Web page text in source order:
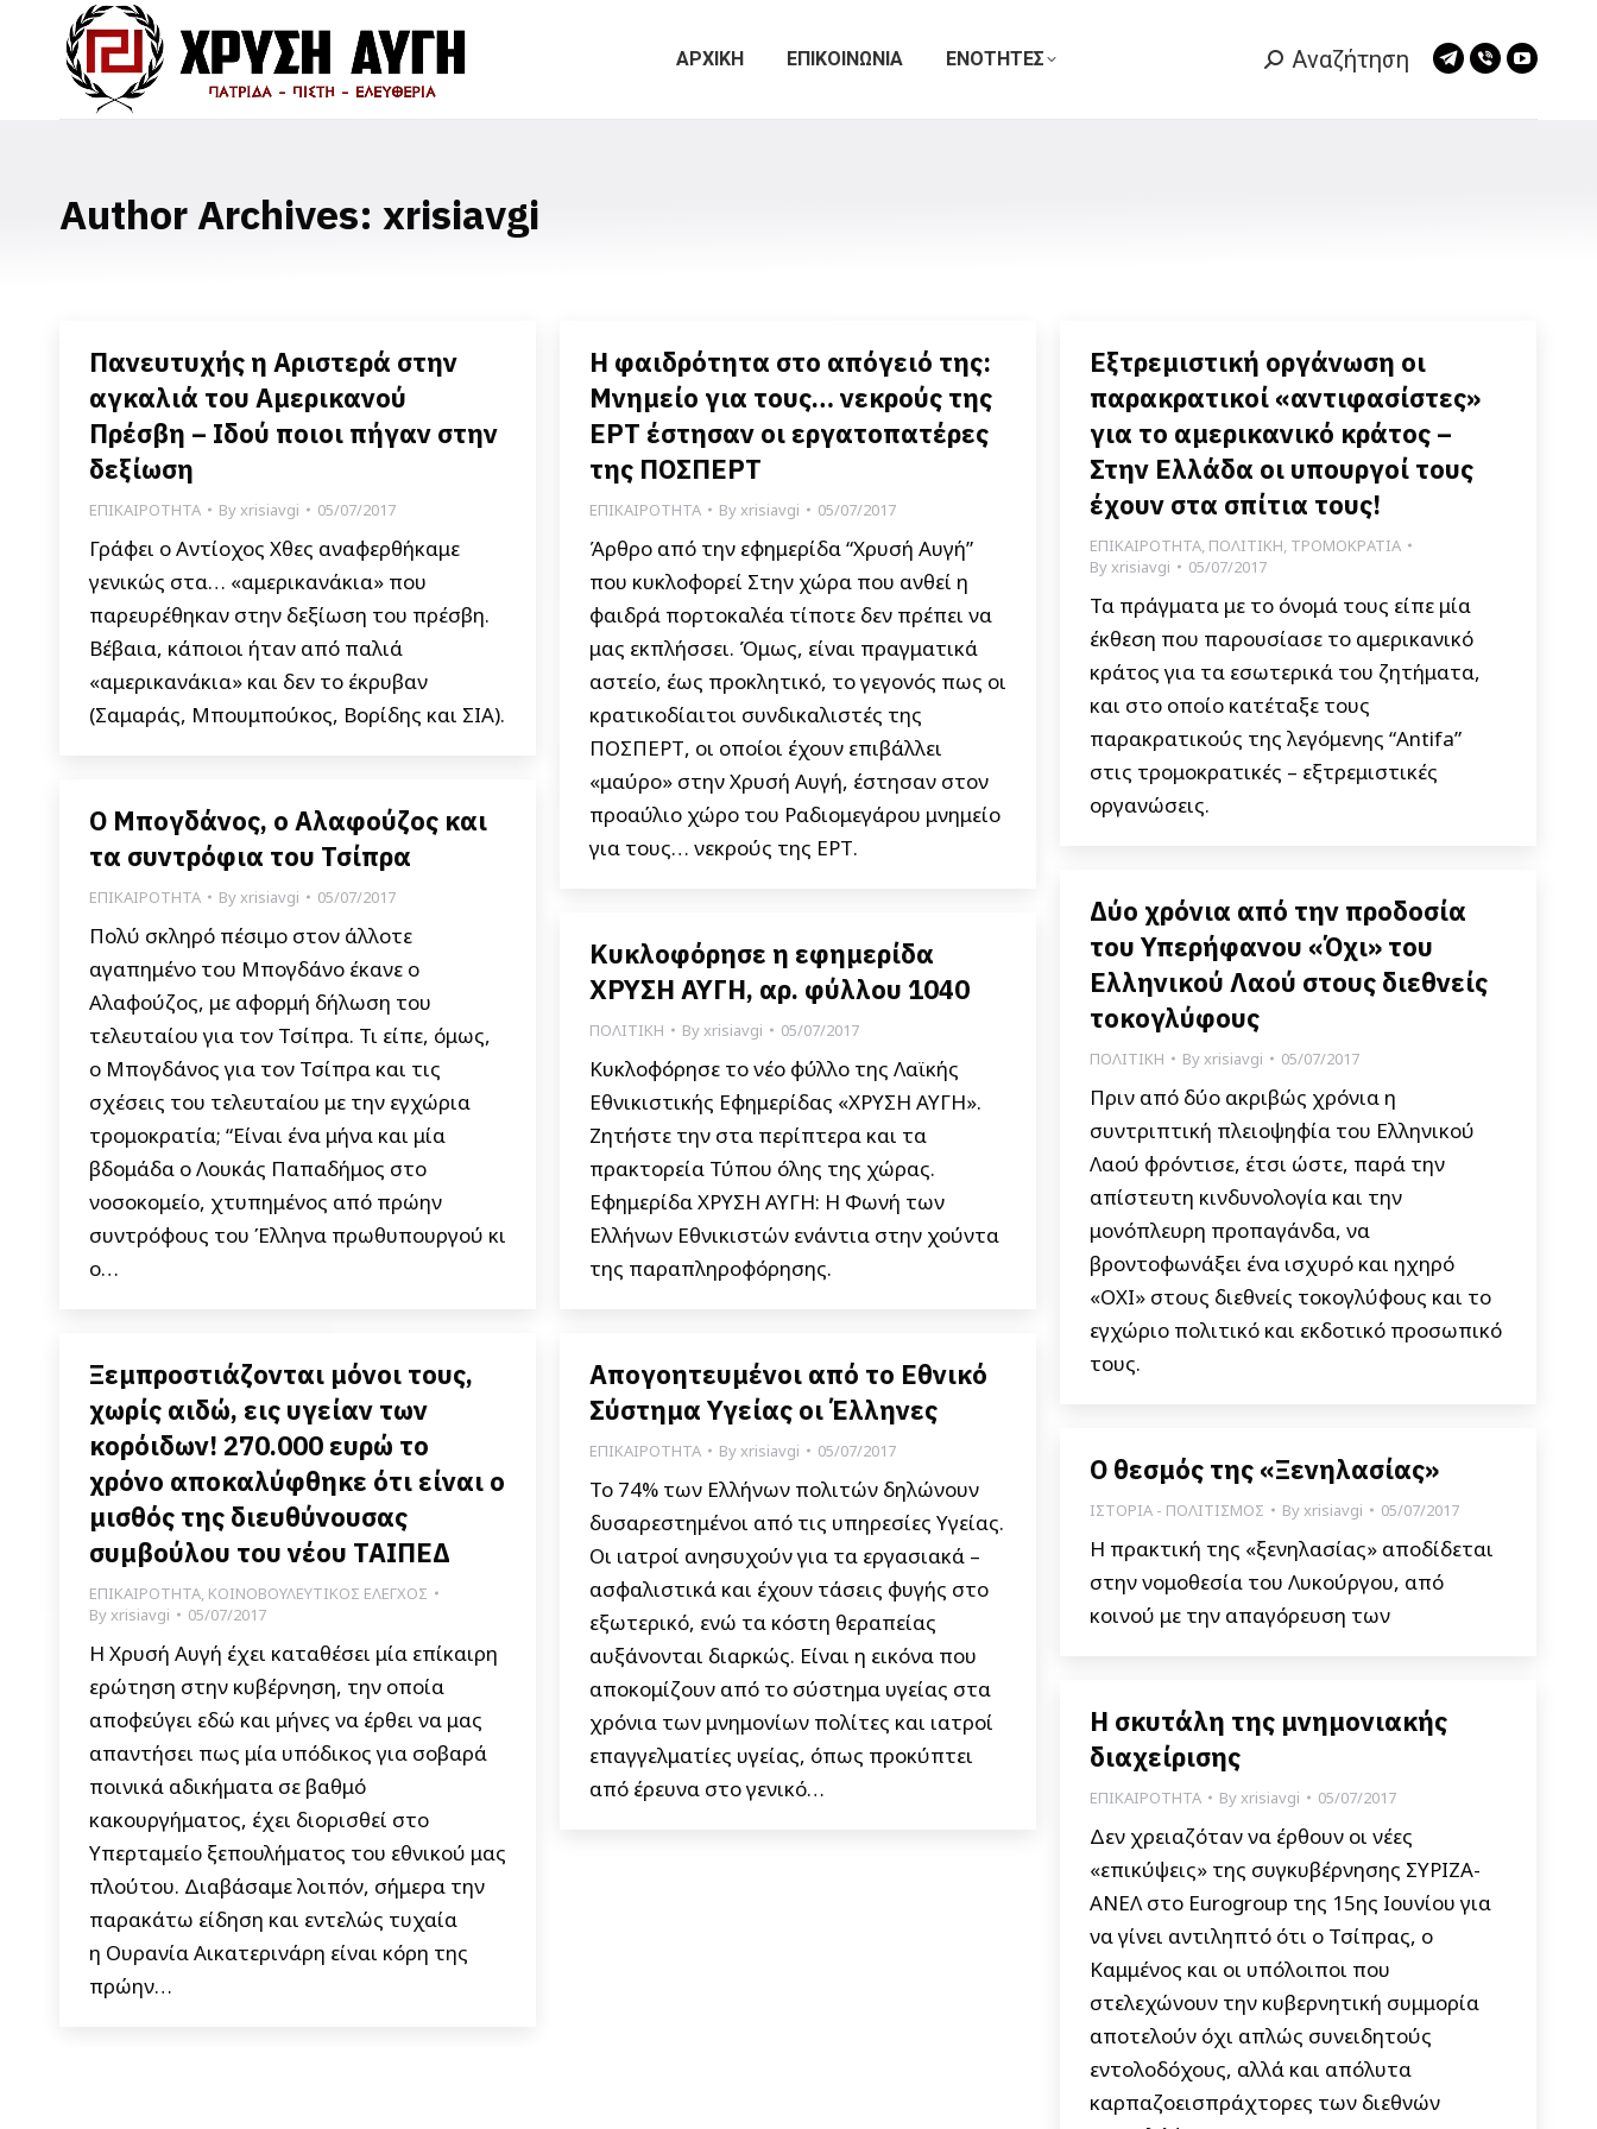
ΑΡΧΙΚΗ ΕΠΙΚΟΙΝΩΝΙΑ ΕΝΟΤΗΤΕΣ Search:
Αναζήτηση
Telegram
Viber
Author Archives: xrisiavgi
Πανευτυχής η Αριστερά στην
αγκαλιά του Αμερικανού
Πρέσβη – Ιδού ποιοι πήγαν στην
δεξίωση
ΕΠΙΚΑΙΡΟΤΗΤΑ Byxrisiavgi 05/07/2017
Γράφει ο Αντίοχος Χθες αναφερθήκαμε
γενικώς στα… «αμερικανάκια» που
παρευρέθηκαν στην δεξίωση του πρέσβη.
Βέβαια, κάποιοι ήταν από παλιά
«αμερικανάκια» και δεν το έκρυβαν
(Σαμαράς, Μπουμπούκος, Βορίδης και ΣΙΑ).
Η φαιδρότητα στο απόγειό της:
Μνημείο για τους… νεκρούς της
ΕΡΤ έστησαν οι εργατοπατέρες
της ΠΟΣΠΕΡΤ
ΕΠΙΚΑΙΡΟΤΗΤΑ Byxrisiavgi 05/07/2017
Άρθρο από την εφημερίδα “Χρυσή Αυγή”
που κυκλοφορεί Στην χώρα που ανθεί η
φαιδρά πορτοκαλέα τίποτε δεν πρέπει να
μας εκπλήσσει. Όμως, είναι πραγματικά
αστείο, έως προκλητικό, το γεγονός πως οι
κρατικοδίαιτοι συνδικαλιστές της
ΠΟΣΠΕΡΤ, οι οποίοι έχουν επιβάλλει
«μαύρο» στην Χρυσή Αυγή, έστησαν στον
προαύλιο χώρο του Ραδιομεγάρου μνημείο
για τους… νεκρούς της ΕΡΤ.
Εξτρεμιστική οργάνωση οι
παρακρατικοί «αντιφασίστες»
για το αμερικανικό κράτος –
Στην Ελλάδα οι υπουργοί τους
έχουν στα σπίτια τους!
ΕΠΙΚΑΙΡΟΤΗΤΑ, ΠΟΛΙΤΙΚΗ, ΤΡΟΜΟΚΡΑΤΙΑ
Byxrisiavgi 05/07/2017
Τα πράγματα με το όνομά τους είπε μία
έκθεση που παρουσίασε το αμερικανικό
κράτος για τα εσωτερικά του ζητήματα,
και στο οποίο κατέταξε τους
παρακρατικούς της λεγόμενης “Antifa”
στις τρομοκρατικές – εξτρεμιστικές
οργανώσεις.
Ο Μπογδάνος, ο Αλαφούζος και
τα συντρόφια του Τσίπρα
ΕΠΙΚΑΙΡΟΤΗΤΑ Byxrisiavgi 05/07/2017
Πολύ σκληρό πέσιμο στον άλλοτε
αγαπημένο του Μπογδάνο έκανε ο
Αλαφούζος, με αφορμή δήλωση του
τελευταίου για τον Τσίπρα. Τι είπε, όμως,
ο Μπογδάνος για τον Τσίπρα και τις
σχέσεις του τελευταίου με την εγχώρια
τρομοκρατία; “Είναι ένα μήνα και μία
βδομάδα ο Λουκάς Παπαδήμος στο
νοσοκομείο, χτυπημένος από πρώην
συντρόφους του Έλληνα πρωθυπουργού κι
ο…
Δύο χρόνια από την προδοσία
του Υπερήφανου «Όχι» του
Ελληνικού Λαού στους διεθνείς
τοκογλύφους
ΠΟΛΙΤΙΚΗ Byxrisiavgi 05/07/2017
Πριν από δύο ακριβώς χρόνια η
συντριπτική πλειοψηφία του Ελληνικού
Λαού φρόντισε, έτσι ώστε, παρά την
απίστευτη κινδυνολογία και την
μονόπλευρη προπαγάνδα, να
βροντοφωνάξει ένα ισχυρό και ηχηρό
«ΟΧΙ» στους διεθνείς τοκογλύφους και το
εγχώριο πολιτικό και εκδοτικό προσωπικό
τους.
Κυκλοφόρησε η εφημερίδα
ΧΡΥΣΗ ΑΥΓΗ, αρ. φύλλου 1040
ΠΟΛΙΤΙΚΗ Byxrisiavgi 05/07/2017
Κυκλοφόρησε το νέο φύλλο της Λαϊκής
Εθνικιστικής Εφημερίδας «ΧΡΥΣΗ ΑΥΓΗ».
Ζητήστε την στα περίπτερα και τα
πρακτορεία Τύπου όλης της χώρας.
Εφημερίδα ΧΡΥΣΗ ΑΥΓΗ: Η Φωνή των
Ελλήνων Εθνικιστών ενάντια στην χούντα
της παραπληροφόρησης.
Ξεμπροστιάζονται μόνοι τους,
χωρίς αιδώ, εις υγείαν των
κορόιδων! 270.000 ευρώ το
χρόνο αποκαλύφθηκε ότι είναι ο
μισθός της διευθύνουσας
συμβούλου του νέου ΤΑΙΠΕΔ
ΕΠΙΚΑΙΡΟΤΗΤΑ, ΚΟΙΝΟΒΟΥΛΕΥΤΙΚΟΣ ΕΛΕΓΧΟΣ
Byxrisiavgi 05/07/2017
Η Χρυσή Αυγή έχει καταθέσει μία επίκαιρη
ερώτηση στην κυβέρνηση, την οποία
αποφεύγει εδώ και μήνες να έρθει να μας
απαντήσει πως μία υπόδικος για σοβαρά
ποινικά αδικήματα σε βαθμό
κακουργήματος, έχει διορισθεί στο
Υπερταμείο ξεπουλήματος του εθνικού μας
πλούτου. Διαβάσαμε λοιπόν, σήμερα την
παρακάτω είδηση και εντελώς τυχαία
η Oυρανία Αικατερινάρη είναι κόρη της
πρώην…
Απογοητευμένοι από το Εθνικό
Σύστημα Υγείας οι Έλληνες
ΕΠΙΚΑΙΡΟΤΗΤΑ Byxrisiavgi 05/07/2017
Το 74% των Ελλήνων πολιτών δηλώνουν
δυσαρεστημένοι από τις υπηρεσίες Υγείας.
Οι ιατροί ανησυχούν για τα εργασιακά –
ασφαλιστικά και έχουν τάσεις φυγής στο
εξωτερικό, ενώ τα κόστη θεραπείας
αυξάνονται διαρκώς. Είναι η εικόνα που
αποκομίζουν από το σύστημα υγείας στα
χρόνια των μνημονίων πολίτες και ιατροί
επαγγελματίες υγείας, όπως προκύπτει
από έρευνα στο γενικό…
Ο θεσμός της «Ξενηλασίας»
ΙΣΤΟΡΙΑ - ΠΟΛΙΤΙΣΜΟΣ Byxrisiavgi 05/07/2017
Η πρακτική της «ξενηλασίας» αποδίδεται
στην νομοθεσία του Λυκούργου, από
κοινού με την απαγόρευση των
Η σκυτάλη της μνημονιακής
διαχείρισης
ΕΠΙΚΑΙΡΟΤΗΤΑ Byxrisiavgi 05/07/2017
Δεν χρειαζόταν να έρθουν οι νέες
«επικύψεις» της συγκυβέρνησης ΣΥΡΙΖΑ-
ΑΝΕΛ στο Eurogroup της 15ης Ιουνίου για
να γίνει αντιληπτό ότι ο Τσίπρας, ο
Καμμένος και οι υπόλοιποι που
στελεχώνουν την κυβερνητική συμμορία
αποτελούν όχι απλώς συνειδητούς
εντολοδόχους, αλλά και απόλυτα
καρπαζοεισπράχτορες των διεθνών